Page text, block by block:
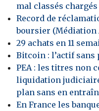
mal classés
Record de
boursier (Médiation
29 achats en 11
Bitcoin : l’actif sans
PEA : les titres non
liquidation
plan sans en
En France les